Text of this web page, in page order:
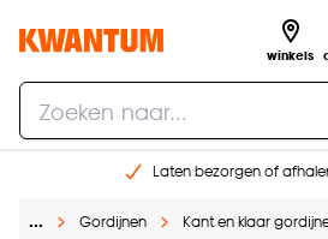
winkels
Laten bezorgen of
Gratis raam advies en
… Gordijnen Kant en klaar